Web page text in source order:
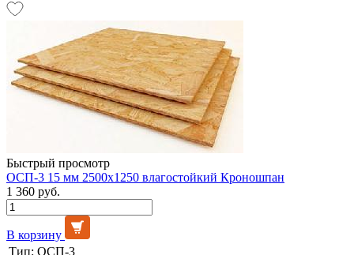
Быстрый просмотр
ОСП-3 15 мм 2500х1250 влагостойкий Кроношпан
1 360 руб.
В корзину
Тип: ОСП-3